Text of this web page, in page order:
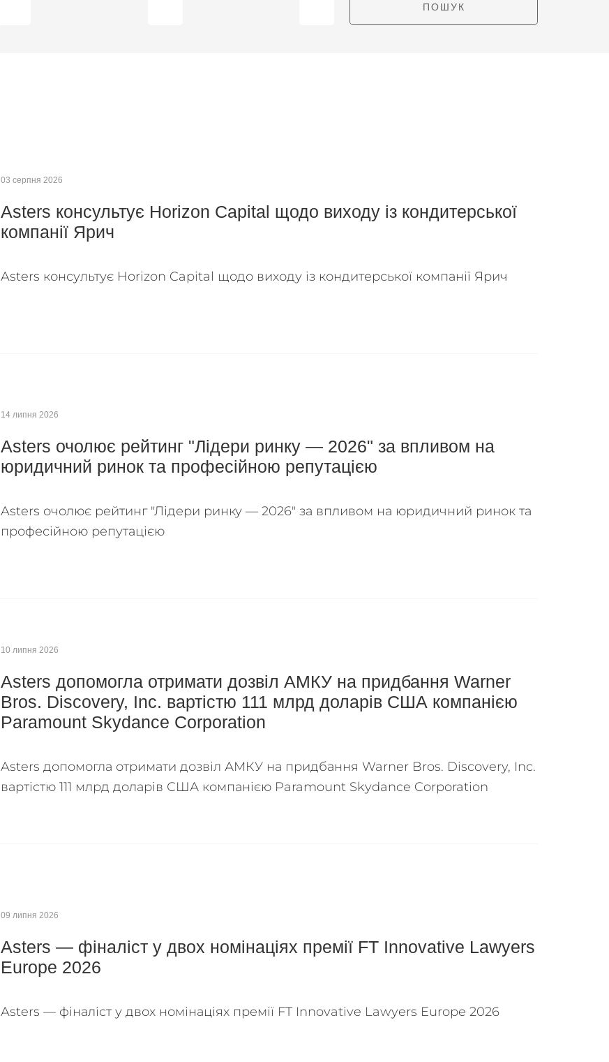
03 серпня 2026
Asters консультує Horizon Capital щодо виходу із кондитерської
компанії Ярич
Asters консультує Horizon Capital щодо виходу із кондитерської компанії Ярич
14 липня 2026
Asters очолює рейтинг "Лідери ринку — 2026" за впливом на
юридичний ринок та професійною репутацією
Asters очолює рейтинг "Лідери ринку — 2026" за впливом на юридичний ринок та
професійною репутацією
10 липня 2026
Asters допомогла отримати дозвіл АМКУ на придбання Warner
Bros. Discovery, Inc. вартістю 111 млрд доларів США компанією
Paramount Skydance Corporation
Asters допомогла отримати дозвіл АМКУ на придбання Warner Bros. Discovery, Inc.
вартістю 111 млрд доларів США компанією Paramount Skydance Corporation
09 липня 2026
Asters — фіналіст у двох номінаціях премії FT Innovative Lawyers
Europe 2026
Asters — фіналіст у двох номінаціях премії FT Innovative Lawyers Europe 2026